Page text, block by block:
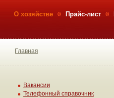
О хозяйстве Прайс-лист
Главная
Вакансии
Телефонный справочник